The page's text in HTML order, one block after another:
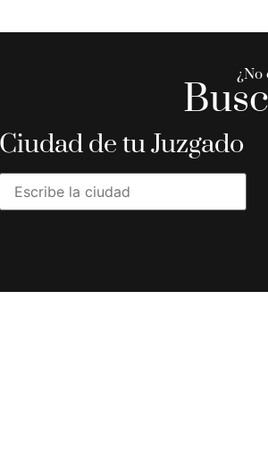
¿No
Ciudad de tu Juzgado